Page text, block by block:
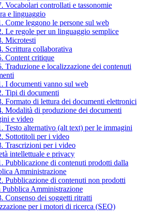
Vocabolari controllati e tassonomie
e linguaggio
Come leggono le persone sul web
Le regole per un linguaggio semplice
Microtesti
Scrittura collaborativa
Content critique
Traduzione e localizzazione dei contenuti
I documenti vanno sul web
Tipi di documenti
Formato di lettura dei documenti elettronici
Modalità di produzione dei documenti
e video
Testo alternativo (alt text) per le immagini
Sottotitoli per i video
Trascrizioni per i video
intellettuale e privacy
Pubblicazione di contenuti prodotti dalla
Amministrazione
Pubblicazione di contenuti non prodotti
Pubblica Amministrazione
Consenso dei soggetti ritratti
per i motori di ricerca (SEO)